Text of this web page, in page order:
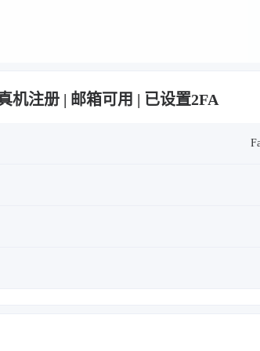
机注册 | 邮箱可用 | 已设置2FA